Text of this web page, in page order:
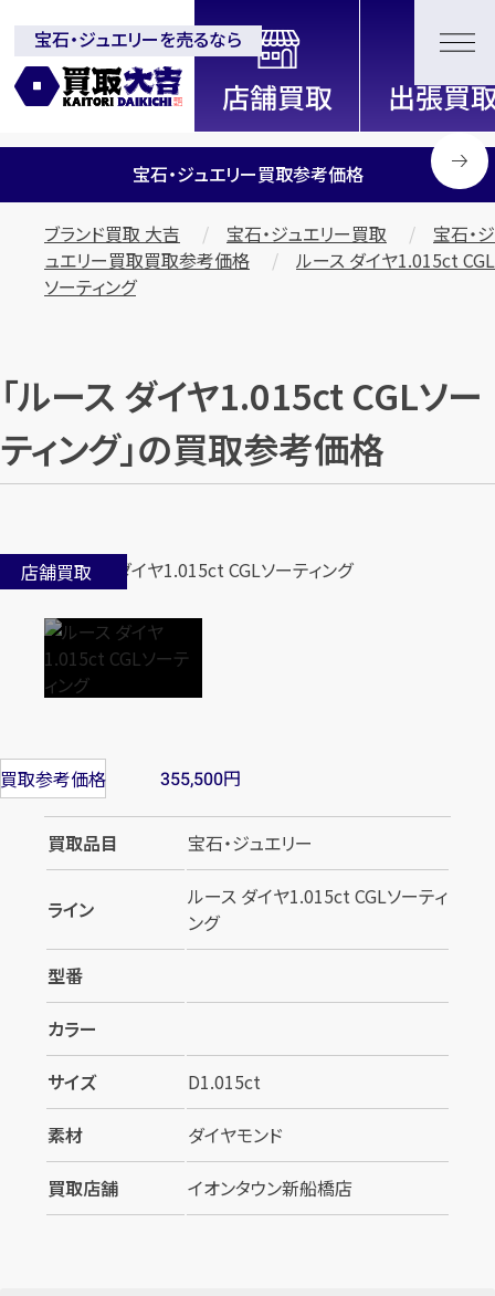
全国2200店舗以上展開中！信頼と実績の買取専門店「買取大
吉」
宝石・ジュエリーを売るなら
宝石・ジュエリー買取参考価格
ブランド買取 大吉 宝石・ジュエリー買取
宝石・ジ
ュエリー買取買取参考価格
ルース ダイヤ1.015ct CGL
ソーティング
「ルース ダイヤ1.015ct CGLソー
ティング」の買取参考価格
店舗買取
買取参考価格 355,500円
買取品目 宝石・ジュエリー
ライン
ルース ダイヤ1.015ct CGLソーティ
ング
型番
カラー
サイズ
D1.015ct
素材
ダイヤモンド
買取店舗
イオンタウン新船橋店